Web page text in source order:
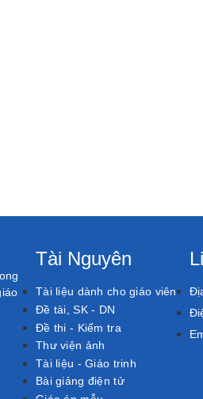
Tài Nguyên
Tài liệu dành cho giáo viên
Đề tài, SK - DN
Đề thi - Kiểm tra
Thư viện ảnh
Tài liệu - Giáo trinh
Bài giảng điện tử